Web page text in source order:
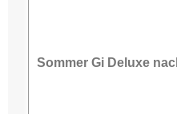
Sommer Gi Deluxe